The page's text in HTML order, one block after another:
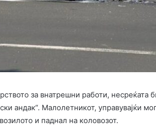
за внатрешни работи, несреќата
андак“. Малолетникот, управувајќи
и паднал на коловозот.